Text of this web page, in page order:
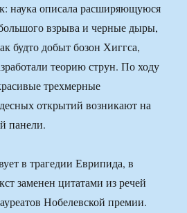
наука описала расширяющуюся
взрыва и черные дыры,
будто добыт бозон Хиггса,
теорию струн. По ходу
трехмерные
открытий возникают на
панели.
в трагедии Еврипида, в
заменен цитатами из речей
Нобелевской премии.